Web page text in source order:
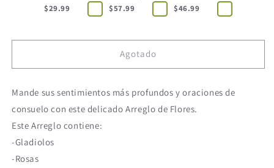
$29.99
$57.99
$46.99
Agotado
Mande sus sentimientos más profundos y oraciones de
consuelo con este delicado Arreglo de Flores.
Este Arreglo contiene:
-Gladiolos
-Rosas